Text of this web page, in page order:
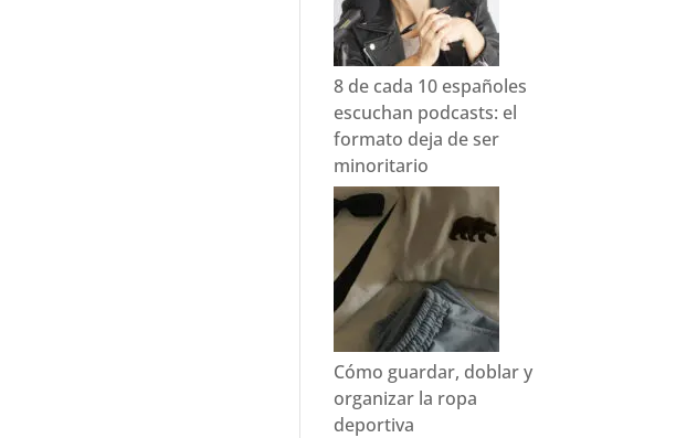
8 de cada 10 españoles
escuchan podcasts: el
formato deja de ser
minoritario
Cómo guardar, doblar y
organizar la ropa
deportiva